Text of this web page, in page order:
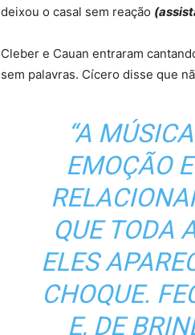
deixou o casal sem reação
Cleber e Cauan entraram
sem palavras. Cícero disse que
“A
EMOÇÃO
QUE TODA
ELES
CHOQUE.
E, DE